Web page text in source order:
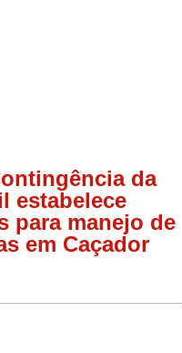
da
estabelece
para manejo de
em Caçador